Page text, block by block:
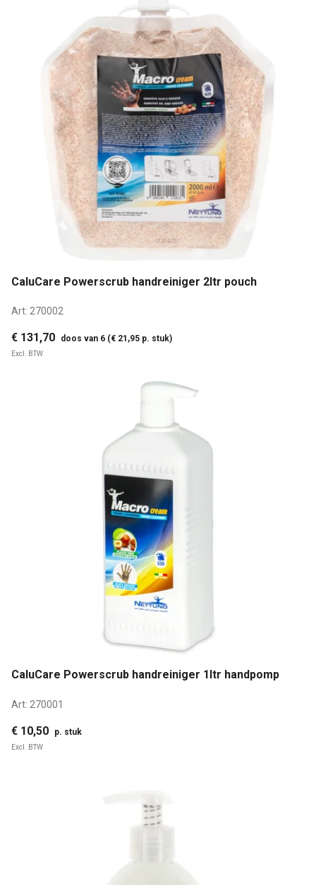
CaluCare Powerscrub handreiniger 2ltr pouch
Art: 270002
€ 131,70 doos van 6 (€ 21,95 p. stuk)
Excl. BTW
CaluCare Powerscrub handreiniger 1ltr handpomp
Art: 270001
€ 10,50 p. stuk
Excl. BTW